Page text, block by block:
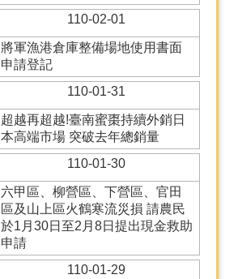
110-02-01
將軍漁港倉庫整備場地使用書面
申請登記
110-01-31
超越再超越!臺南蜜棗持續外銷日
本高端市場 突破去年總銷量
110-01-30
六甲區、柳營區、下營區、官田
區及山上區火鶴寒流災損 請農民
於1月30日至2月8日提出現金救助
申請
110-01-29